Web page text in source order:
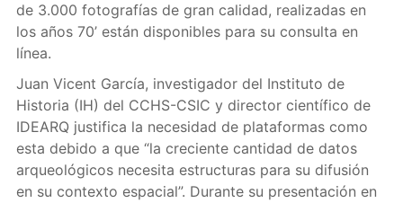
de 3.000 fotografías de gran calidad, realizadas en
los años 70’ están disponibles para su consulta en
línea.
Juan Vicent García, investigador del Instituto de
Historia (IH) del CCHS-CSIC y director científico de
IDEARQ justifica la necesidad de plataformas como
esta debido a que “la creciente cantidad de datos
arqueológicos necesita estructuras para su difusión
en su contexto espacial”. Durante su presentación en